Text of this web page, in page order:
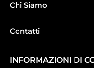
Chi Siamo
Contatti
INFORMAZIONI DI